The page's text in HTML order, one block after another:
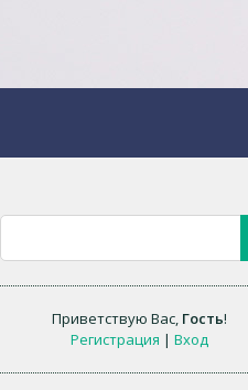
Приветствую Вас, Гость!
Регистрация |Вход